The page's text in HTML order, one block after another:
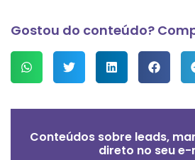
Gostou do conteúdo?
Conteúdos sobre leads,
direto no seu e-